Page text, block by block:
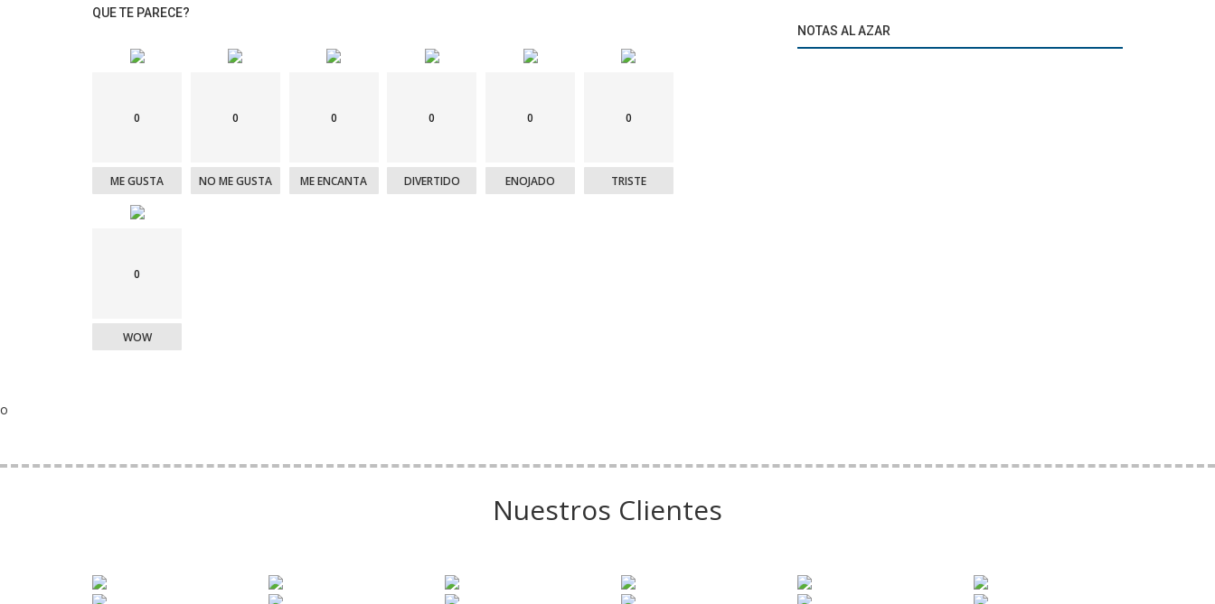
QUE TE PARECE?
0
ME GUSTA
0
NO ME GUSTA
0
ME ENCANTA
0
DIVERTIDO
0
ENOJADO
0
TRISTE
0
WOW
NOTAS AL AZAR
o
Nuestros Clientes